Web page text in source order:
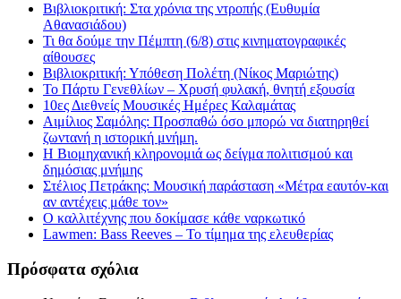
Βιβλιοκριτική: Στα χρόνια της ντροπής (Ευθυμία
Αθανασιάδου)
Τι θα δούμε την Πέμπτη (6/8) στις κινηματογραφικές
αίθουσες
Βιβλιοκριτική: Υπόθεση Πολέτη (Νίκος Μαριώτης)
Το Πάρτυ Γενεθλίων – Χρυσή φυλακή, θνητή εξουσία
10ες Διεθνείς Μουσικές Ημέρες Καλαμάτας
Αιμίλιος Σαμόλης: Προσπαθώ όσο μπορώ να διατηρηθεί
ζωντανή η ιστορική μνήμη.
Η Βιομηχανική κληρονομιά ως δείγμα πολιτισμού και
δημόσιας μνήμης
Στέλιος Πετράκης: Μουσική παράσταση «Μέτρα εαυτόν-και
αν αντέχεις μάθε τον»
Ο καλλιτέχνης που δοκίμασε κάθε ναρκωτικό
Lawmen: Bass Reeves – Το τίμημα της ελευθερίας
Πρόσφατα σχόλια